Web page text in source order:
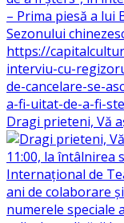
Dragi prieteni, Vă